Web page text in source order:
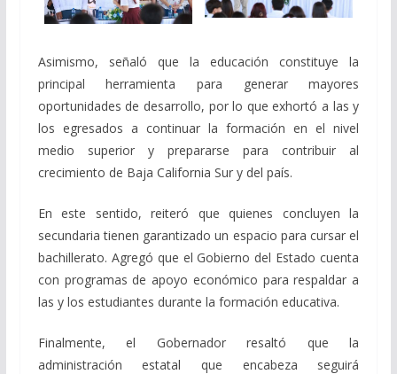
Asimismo, señaló que la educación constituye la
principal herramienta para generar mayores
oportunidades de desarrollo, por lo que exhortó a las y
los egresados a continuar la formación en el nivel
medio superior y prepararse para contribuir al
crecimiento de Baja California Sur y del país.
En este sentido, reiteró que quienes concluyen la
secundaria tienen garantizado un espacio para cursar el
bachillerato. Agregó que el Gobierno del Estado cuenta
con programas de apoyo económico para respaldar a
las y los estudiantes durante la formación educativa.
Finalmente, el Gobernador resaltó que la
administración estatal que encabeza seguirá